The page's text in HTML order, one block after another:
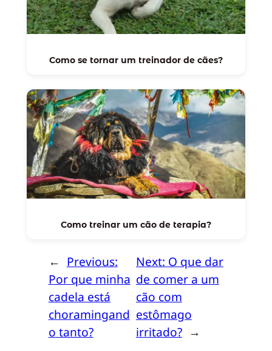
Como se tornar um treinador de cães?
Como treinar um cão de terapia?
← Previous:
Por que minha
cadela está
choramingand
o tanto?
Next: O que dar
de comer a um
cão com
estômago
irritado? →